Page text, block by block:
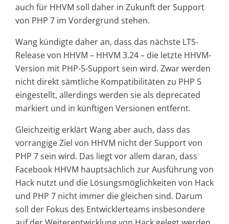
auch für HHVM soll daher in Zukunft der Support
von PHP 7 im Vordergrund stehen.
Wang kündigte daher an, dass das nächste LTS-
Release von HHVM – HHVM 3.24 – die letzte HHVM-
Version mit PHP-5-Support sein wird. Zwar werden
nicht direkt sämtliche Kompatibilitäten zu PHP 5
eingestellt, allerdings werden sie als deprecated
markiert und in künftigen Versionen entfernt.
Gleichzeitig erklärt Wang aber auch, dass das
vorrangige Ziel von HHVM nicht der Support von
PHP 7 sein wird. Das liegt vor allem daran, dass
Facebook HHVM hauptsächlich zur Ausführung von
Hack nutzt und die Lösungsmöglichkeiten von Hack
und PHP 7 nicht immer die gleichen sind. Darum
soll der Fokus des Entwicklerteams insbesondere